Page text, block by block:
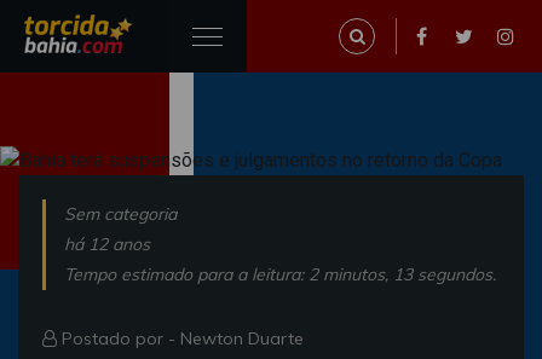
Sem categoria
há 12 anos
Tempo estimado para a leitura: 2 minutos, 13 segundos.
Postado por - Newton Duarte